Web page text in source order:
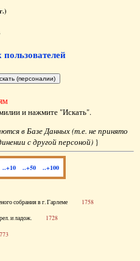
и нажмите "Искать".
в Базе Данных (т.е. не принято
с другой персоной) }
..+10 ..+50 ..+100
собрания в г. Гарлеме 1758
и ладож. 1728